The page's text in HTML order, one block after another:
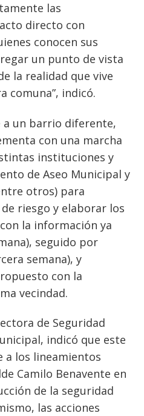
las
directo con
conocen sus
un punto de vista
la realidad que vive
comuna”, indicó.
a un barrio diferente,
con una marcha
instituciones y
de Aseo Municipal y
otros) para
riesgo y elaborar los
la información ya
seguido por
semana), y
con la
vecindad.
de Seguridad
indicó que este
a los lineamientos
Camilo Benavente en
de la seguridad
las acciones